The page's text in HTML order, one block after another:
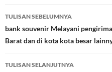
b
o
o
k
er es
t
bl
r
e
n
Navigasi
Tulisan
TULISAN SEBELUMNYA
bank souvenir Melayani
Barat dan di kota kota besar
TULISAN SELANJUTNYA